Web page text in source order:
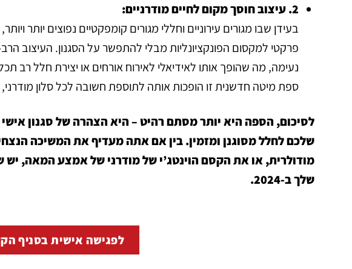
2. עיצוב חוסך מקום לחיים מודרניים:
בעידן שבו מגורים עירוניים וחללי מגורים קומפקטיים נפוצים יותר
פרקטי למקסום הפונקציונליות מבלי להתפשר על הסגנון. העיצוב
נעימה, מה שהופך אותו לאידיאלי לאירוח אורחים או יצירת חלל רב
ספת מיטה חדשנית זו הופכות אותה לתוספת חשובה לכל סלון
לסיכום, הספה היא יותר מסתם רהיט – היא הצהרה של סגנון אישי
שלכם לחלל מסוגנן ומזמין. בין אם אתה מעדיף את המשיכה
מודולרית, או את הקסם הוינטג’י של מודרני של אמצע המאה,
שלך ב-2024.
לפגישה אישית בסניף